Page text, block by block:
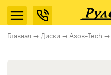
Главная → Диски → Азов-Tech →